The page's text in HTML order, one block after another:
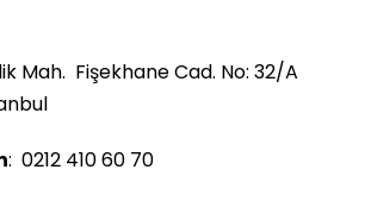
Mah. Fişekhane Cad. No: 32/A
: 0212 410 60 70